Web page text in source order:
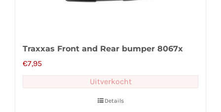
Traxxas Front and Rear bumper 8067x
€7,95
Uitverkocht
Details